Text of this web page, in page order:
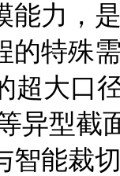
力，是
特殊
超大口
异型截
智能裁